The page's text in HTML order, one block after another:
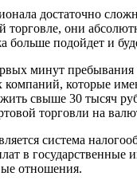
достаточно
они
больше подойдет и
минут пребывания
компаний, которые
свыше 30
торговли на
система
в
отношения.